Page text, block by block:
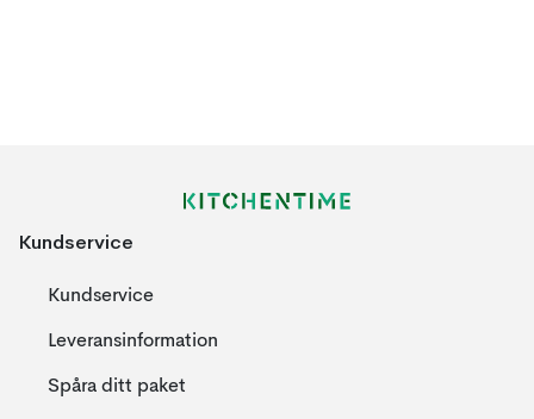
Kundservice
Kundservice
Leveransinformation
Spåra ditt paket